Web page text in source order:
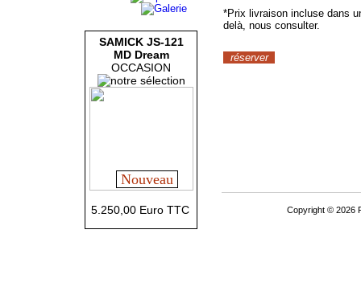
SAMICK JS-121
MD Dream
OCCASION
Nouveau
5.250,00 Euro TTC
*Prix livraison incluse dans
delà, nous consulter.
réserver
Copyright © 2026